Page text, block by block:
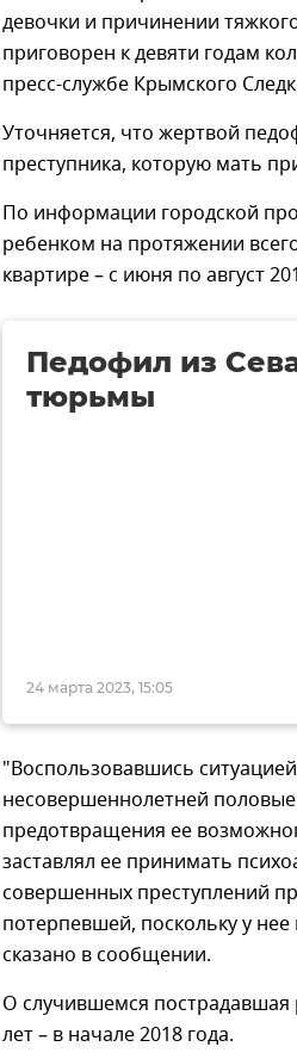
девочки и причинении
приговорен к девяти годам
пресс-службе Крымского
Уточняется, что жертвой
преступника, которую мать
По информации городской
ребенком на протяжении
квартире – с июня по август
24 марта 2023, 15:05
Педофил из
тюрьмы
"Воспользовавшись
несовершеннолетней
предотвращения ее
заставлял ее принимать
совершенных преступлений
потерпевшей, поскольку у
сказано в сообщении.
О случившемся пострадавшая
лет – в начале 2018 года.